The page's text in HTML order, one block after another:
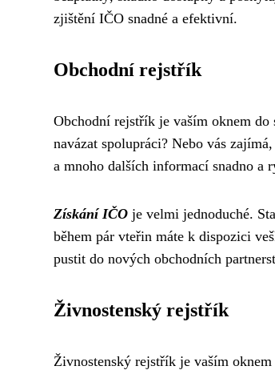
zjištění IČO snadné a efektivní.
Obchodní rejstřík
Obchodní rejstřík je vaším oknem
navázat spolupráci? Nebo vás
a mnoho dalších informací snadno a
Získání IČO je velmi jednoduché.
během pár vteřin máte k dispozici
pustit do nových obchodních
Živnostenský rejstřík
Živnostenský rejstřík je vaším